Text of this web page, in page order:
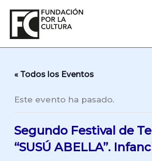
contenido
« Todos los Eventos
Este evento ha pasado.
Segundo Festival de
“SUSÚ ABELLA”.